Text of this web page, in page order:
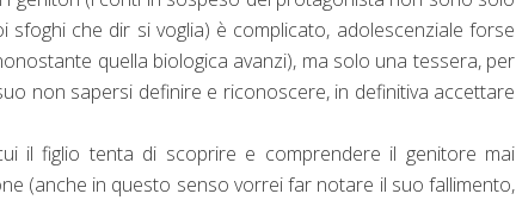
che dir si voglia) è complicato, adolescenziale forse
quella biologica avanzi), ma solo una tessera, per
non sapersi definire e riconoscere, in definitiva accettare
il figlio tenta di scoprire e comprendere il genitore mai
(anche in questo senso vorrei far notare il suo fallimento,